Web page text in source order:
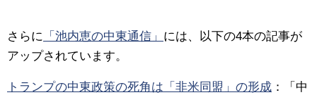
さらに 「池内恵の中東通信」 には、以下の4本の記事が
アップされています。
トランプの中東政策の死角は「非米同盟」の形成 ：「中